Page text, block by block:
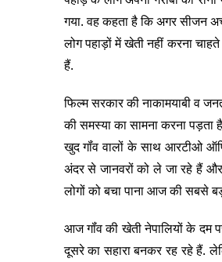
गया. वह कहता है कि अगर सीजन
लोग पहाड़ों में खेती नहीं करना
हैं.
फिल्म सरकार की नाकामयाबी व
की समस्या का सामना करना
खुद गॉंव वालों के साथ आरटीओ
अंदर से जानवरों को ले जा रहे हैं
लोगों को बचा पाना आज की सबसे
आज गॉंव की खेती नेपालियों के दम
दूसरे का सहारा बनकर रह रहे हैं.